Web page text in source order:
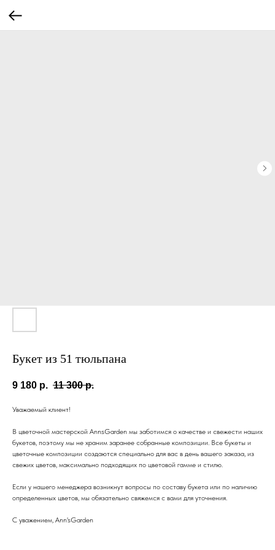
Букет из 51 тюльпана
9 180 р. 11 300 р.
Уважаемый клиент!
В цветочной мастерской AnnsGarden мы заботимся о качестве и свежести наших
букетов, поэтому мы не храним заранее собранные композиции. Все букеты и
цветочные композиции создаются специально для вас в день вашего заказа, из
свежих цветов, максимально подходящих по цветовой гамме и стилю.
Если у нашего менеджера возникнут вопросы по составу букета или по наличию
определенных цветов, мы обязательно свяжемся с вами для уточнения.
С уважением, Ann'sGarden